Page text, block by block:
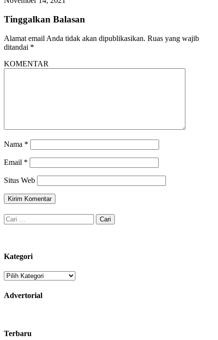
Tinggalkan Balasan
Alamat email Anda tidak akan dipublikasikan. Ruas yang wajib
ditandai *
KOMENTAR
Nama *
Email *
Situs Web
Cari
untuk:
Kategori
Kategori
Advertorial
Terbaru